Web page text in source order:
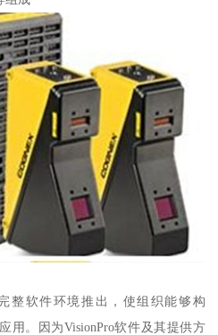
整软件环境推出，使组织能够构
用。因为VisionPro软件及其提供方